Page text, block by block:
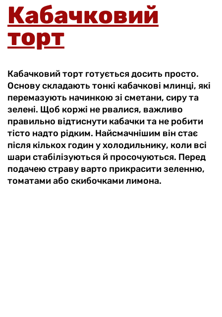
Кабачковий
торт
Кабачковий торт готується досить просто.
Основу складають тонкі кабачкові млинці, які
перемазують начинкою зі сметани, сиру та
зелені. Щоб коржі не рвалися, важливо
правильно відтиснути кабачки та не робити
тісто надто рідким. Найсмачнішим він стає
після кількох годин у холодильнику, коли всі
шари стабілізуються й просочуються. Перед
подачею страву варто прикрасити зеленню,
томатами або скибочками лимона.